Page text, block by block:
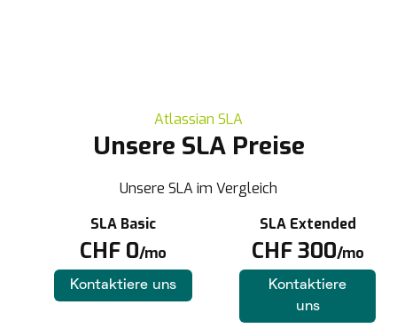
Atlassian SLA
Unsere SLA Preise
Unsere SLA im Vergleich
SLA Basic
CHF 0/mo
Kontaktiere uns
SLA Extended
CHF 300/mo
Kontaktiere
uns